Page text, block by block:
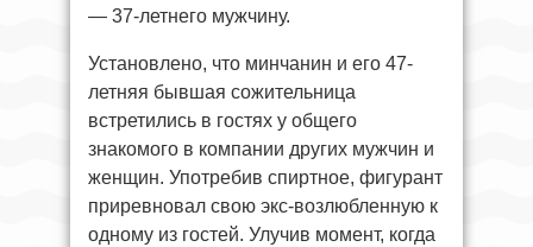
— 37-летнего мужчину.
Установлено, что минчанин и его 47-
летняя бывшая сожительница
встретились в гостях у общего
знакомого в компании других мужчин и
женщин. Употребив спиртное, фигурант
приревновал свою экс-возлюбленную к
одному из гостей. Улучив момент, когда